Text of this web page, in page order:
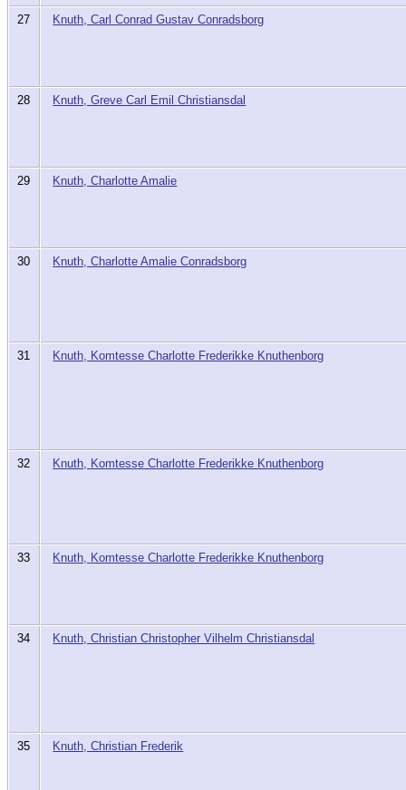
27 Knuth, Carl Conrad Gustav Conradsborg
28 Knuth, Greve Carl Emil Christiansdal
29 Knuth, Charlotte Amalie
30 Knuth, Charlotte Amalie Conradsborg
31 Knuth, Komtesse Charlotte Frederikke Knuthenborg
32 Knuth, Komtesse Charlotte Frederikke Knuthenborg
33 Knuth, Komtesse Charlotte Frederikke Knuthenborg
34 Knuth, Christian Christopher Vilhelm Christiansdal
35 Knuth, Christian Frederik